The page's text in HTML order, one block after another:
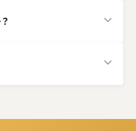
完了することが多いで